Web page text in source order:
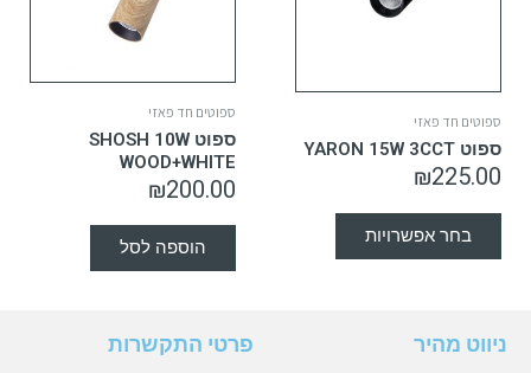
ספוטים חד פאזי
ספוט YARON 15W 3CCT
₪225.00
בחר אפשרויות
ספוטים חד פאזי
ספוט SHOSH 10W
WOOD+WHITE
₪200.00
הוספה לסל
ניווט מהיר פרטי התקשרות